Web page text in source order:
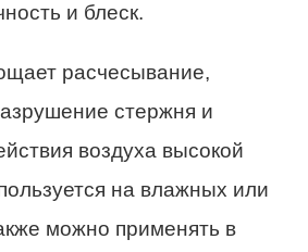
и блеск.
расчесывание,
стержня и
воздуха высокой
на влажных или
можно применять в